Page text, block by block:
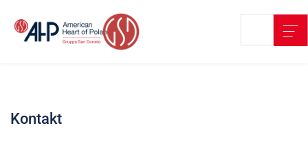
treści
Strefa
Kontakt